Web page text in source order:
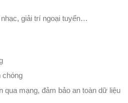
giải trí ngoại tuyến…
chóng
qua mạng, đảm bảo an toàn dữ liệu